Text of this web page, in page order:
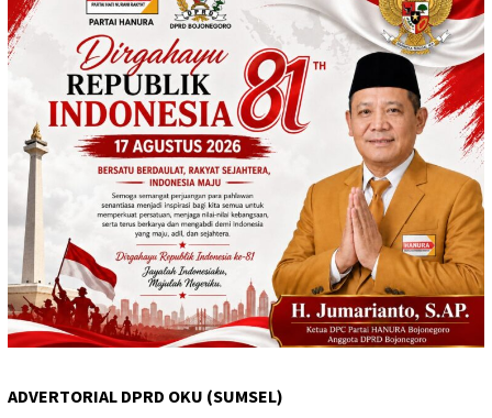
ADVERTORIAL DPRD OKU (SUMSEL)